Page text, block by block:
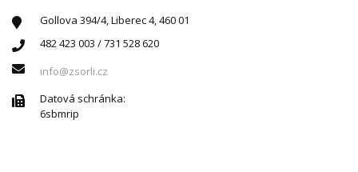
Gollova 394/4, Liberec 4, 460 01
482 423 003 / 731 528 620
info@zsorli.cz
Datová schránka:
6sbmrip